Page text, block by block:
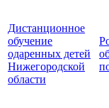
Дистанционное
обучение
одаренных детей
Нижегородской
области